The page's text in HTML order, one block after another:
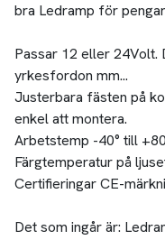
bra Ledramp för
Passar 12 eller 24Volt.
yrkesfordon mm...
Justerbara fästen på
enkel att montera.
Arbetstemp -40° till
Färgtemperatur på
Certifieringar CE-
Det som ingår är: